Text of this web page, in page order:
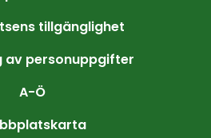
tillgänglighet
av personuppgifter
A-Ö